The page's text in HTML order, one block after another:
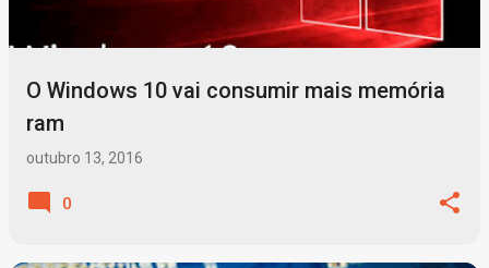
O Windows 10 vai consumir mais memória
ram
outubro 13, 2016
0